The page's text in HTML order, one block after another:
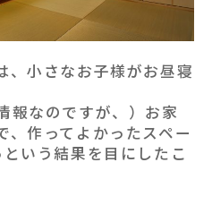
、小さなお子様がお昼寝
報なのですが、）お家
、作ってよかったスペー
いう結果を目にしたこ